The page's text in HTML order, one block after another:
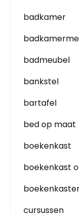
badkamer
badmeubel
bankstel
bartafel
bed op maat
boekenkast
boekenkast
cursussen